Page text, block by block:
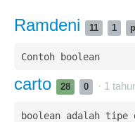
Ramdeni 11 1
Contoh boolean
carto 28 0 · 1
boolean adalah